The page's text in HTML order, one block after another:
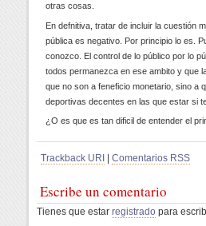
otras cosas.
En defnitiva, tratar de incluir la cuestión
pública es negativo. Por principio lo es.
conozco. El control de lo público por lo
todos permanezca en ese ambito y que
que no son a feneficio monetario, sino a
deportivas decentes en las que estar si
¿O es que es tan dificil de entender el
Trackback URI Comentarios RSS
Escribe un comentario
Tienes que estar registrado para